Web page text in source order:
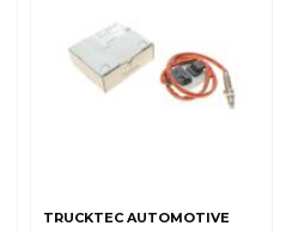
TRUCKTEC AUTOMOTIVE